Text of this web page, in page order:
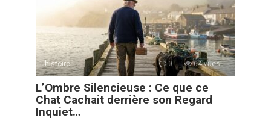
histoire 0 64 vues
L’Ombre Silencieuse : Ce que ce
Chat Cachait derrière son Regard
Inquiet…